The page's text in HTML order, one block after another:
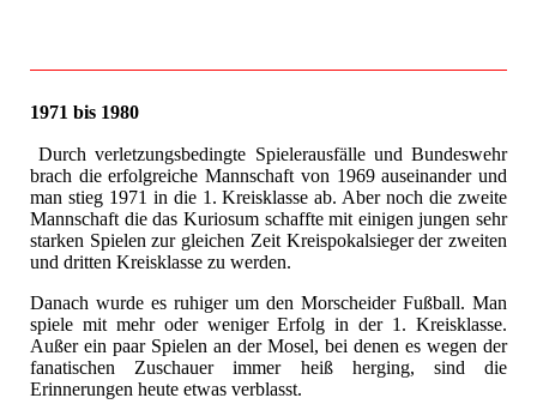
1971 bis 1980
Durch verletzungsbedingte Spielerausfälle und Bundeswehr
brach die erfolgreiche Mannschaft von 1969 auseinander und
man stieg 1971 in die 1. Kreisklasse ab. Aber noch die zweite
Mannschaft die das Kuriosum schaffte mit einigen jungen sehr
starken Spielen zur gleichen Zeit Kreispokalsieger der zweiten
und dritten Kreisklasse zu werden.
Danach wurde es ruhiger um den Morscheider Fußball. Man
spiele mit mehr oder weniger Erfolg in der 1. Kreisklasse.
Außer ein paar Spielen an der Mosel, bei denen es wegen der
fanatischen Zuschauer immer heiß herging, sind die
Erinnerungen heute etwas verblasst.